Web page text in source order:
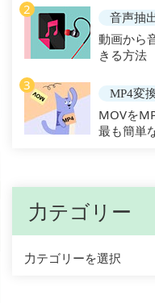
2
音声抽
動画から
きる方法
3
MP4変
MOVを
最も簡単
力テゴリー
力テゴリーを選択